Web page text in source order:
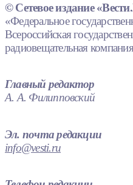
© Сетевое издание
«Федеральное
Всероссийская
радиовещательная
Главный редактор
А. А. Филипповский
Эл. почта редакции
info@vesti.ru